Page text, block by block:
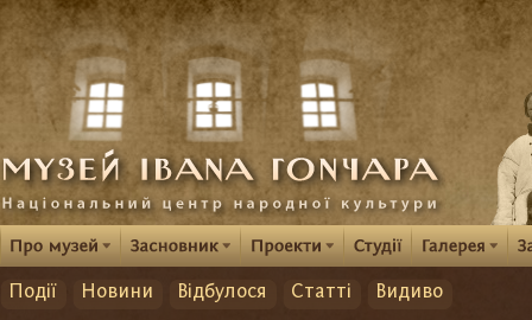
Події Новини Відбулося Статті Видиво